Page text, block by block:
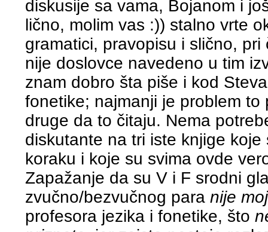
diskusije sa vama, Bojanom i
lično, molim vas :)) stalno vrte
gramatici, pravopisu i slično,
nije doslovce navedeno u tim
znam dobro šta piše i kod
fonetike; najmanji je problem
druge da to čitaju. Nema
diskutante na tri iste knjige
koraku i koje su svima ovde
Zapažanje da su V i F srodni
zvučno/bezvučnog paranije
profesora jezika i fonetike, što